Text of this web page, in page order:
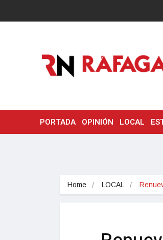
PORTADA OPINIÓN LOCAL
Home LOCAL